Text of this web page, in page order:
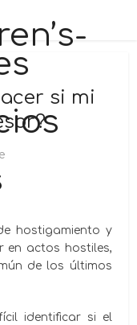
si mi
hostigamiento y
en actos hostiles,
de los últimos
identificar si el